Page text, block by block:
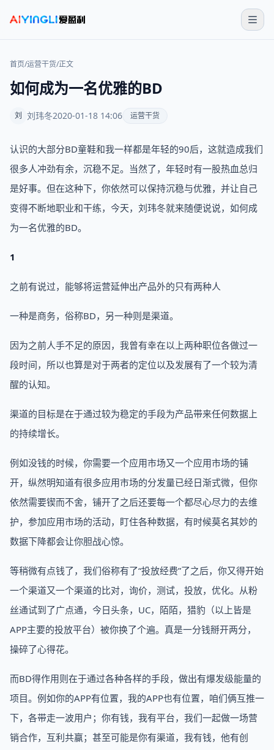
首页/运营干货/正文
如何成为一名优雅的BD
刘 刘玮冬2020-01-18 14:06 运营干货
认识的大部分BD童鞋和我一样都是年轻的90后，这就造成我们
很多人冲劲有余，沉稳不足。当然了，年轻时有一股热血总归
是好事。但在这种下，你依然可以保持沉稳与优雅，并让自己
变得不断地职业和干练，今天，刘玮冬就来随便说说，如何成
为一名优雅的BD。
1
之前有说过，能够将运营延伸出产品外的只有两种人
一种是商务，俗称BD，另一种则是渠道。
因为之前人手不足的原因，我曾有幸在以上两种职位各做过一
段时间，所以也算是对于两者的定位以及发展有了一个较为清
醒的认知。
渠道的目标是在于通过较为稳定的手段为产品带来任何数据上
的持续增长。
例如没钱的时候，你需要一个应用市场又一个应用市场的铺
开，纵然明知道有很多应用市场的分发量已经日渐式微，但你
依然需要锲而不舍，铺开了之后还要每一个都尽心尽力的去维
护，参加应用市场的活动，盯住各种数据，有时候莫名其妙的
数据下降都会让你胆战心惊。
等稍微有点钱了，我们俗称有了“投放经费”了之后，你又得开始
一个渠道又一个渠道的比对，询价，测试，投放，优化。从粉
丝通试到了广点通，今日头条，UC，陌陌，猎豹（以上皆是
APP主要的投放平台）被你换了个遍。真是一分钱掰开两分，
操碎了心得花。
而BD得作用则在于通过各种各样的手段，做出有爆发级能量的
项目。例如你的APP有位置，我的APP也有位置，咱们俩互推一
下，各带走一波用户；你有钱，我有平台，我们一起做一场营
销合作，互利共赢；甚至可能是你有渠道，我有钱，他有创